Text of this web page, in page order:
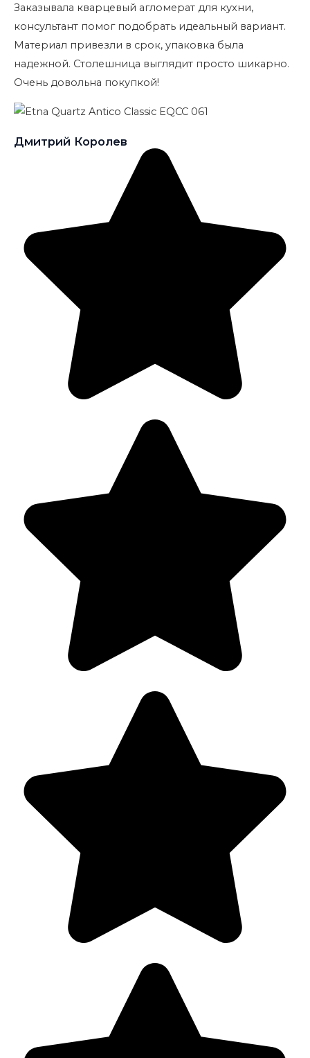
Заказывала кварцевый агломерат для кухни,
консультант помог подобрать идеальный вариант.
Материал привезли в срок, упаковка была
надежной. Столешница выглядит просто шикарно.
Очень довольна покупкой!
Дмитрий Королев